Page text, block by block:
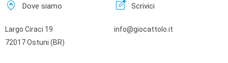
home_pin Dove siamo
Largo Ciraci 19
72017 Ostuni (BR)
edit_square Scrivici
info@giocattolo.it